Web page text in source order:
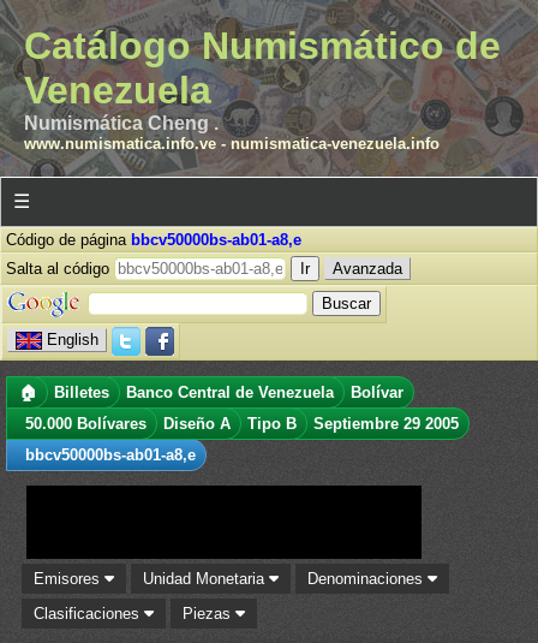
Catálogo Numismático de
Venezuela
Numismática Cheng .
www.numismatica.info.ve- numismatica-venezuela.info
☰
Código de página bbcv50000bs-ab01-a8,e
Salta al código
Avanzada
English
🏠 Billetes Banco Central de Venezuela
Bolívar
50.000 Bolívares
Diseño A Tipo B
Septiembre 29 2005
bbcv50000bs-ab01-a8,e
Emisores Unidad Monetaria
Denominaciones
Clasificaciones
Piezas